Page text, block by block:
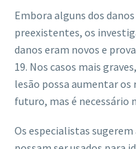
Embora alguns dos
preexistentes, os
danos eram novos e
19. Nos casos mais
lesão possa aumentar os
futuro, mas é necessário
Os especialistas